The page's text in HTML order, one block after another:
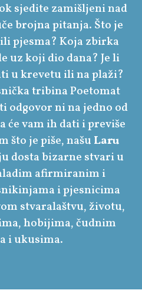
sjedite zamišljeni nad
brojna pitanja. Što je
pjesma? Koja zbirka
uz koji dio dana? Je li
u krevetu ili na plaži?
tribina Poetomat
odgovor ni na jedno od
će vam ih dati i previše
što je piše, našu Laru
dosta bizarne stvari u
afirmiranim i
i pjesnicima
stvaralaštvu, životu,
hobijima, čudnim
i ukusima.